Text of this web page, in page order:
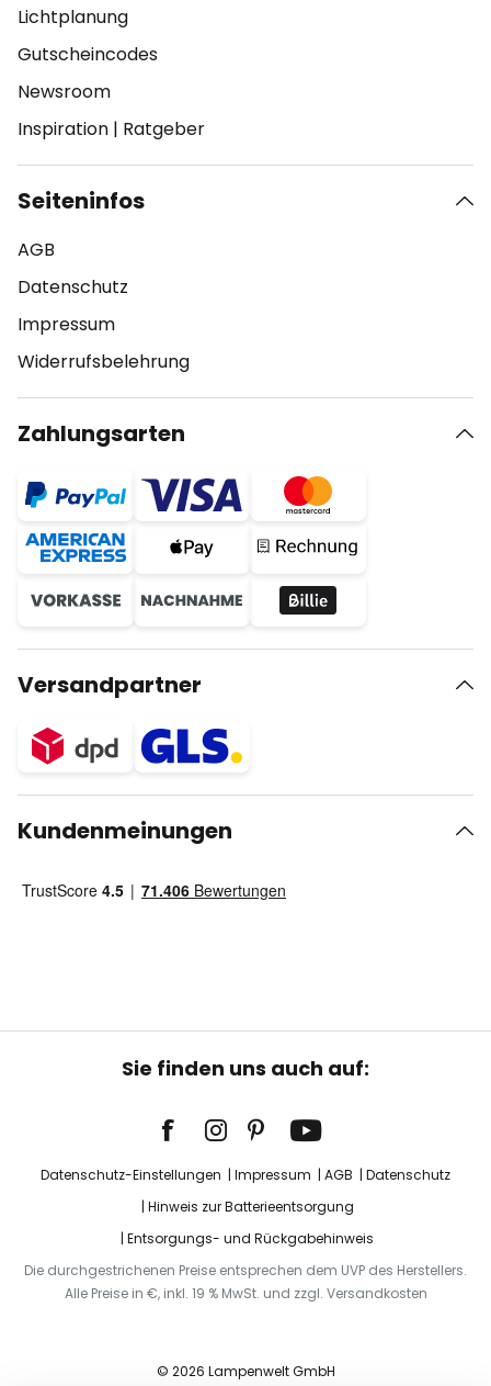
Lichtplanung
Gutscheincodes
Newsroom
Inspiration | Ratgeber
Seiteninfos
AGB
Datenschutz
Impressum
Widerrufsbelehrung
Zahlungsarten
Versandpartner
Kundenmeinungen
Sie finden uns auch auf:
Datenschutz-Einstellungen Impressum AGB
Datenschutz
Hinweis zur Batterieentsorgung
Entsorgungs- und Rückgabehinweis
Die durchgestrichenen Preise entsprechen dem UVP des Herstellers.
Alle Preise in €, inkl. 19 % MwSt. und zzgl. Versandkosten
© 2026 Lampenwelt GmbH